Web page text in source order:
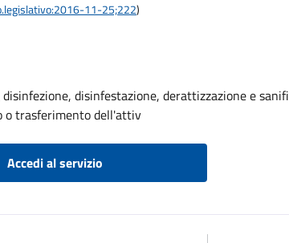
11-25;222)
disinfestazione, derattizzazione e
o trasferimento dell'attiv
Accedi al servizio